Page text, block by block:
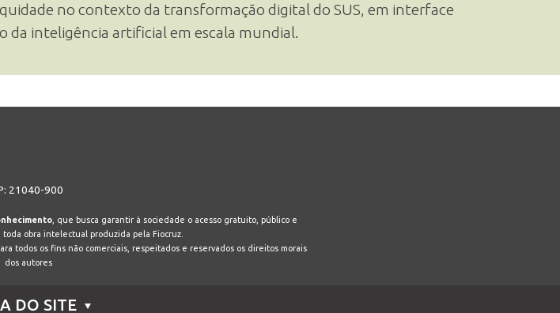
no contexto da transformação digital do SUS, em interface
da inteligência artificial em escala mundial.
21040-900
, que busca garantir à sociedade o acesso gratuito, público e
obra intelectual produzida pela Fiocruz.
todos os fins não comerciais, respeitados e reservados os direitos morais
dos autores
DO SITE